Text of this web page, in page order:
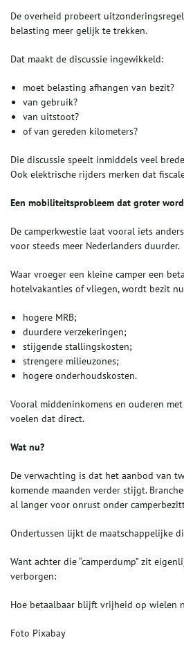
De overheid probeert
belasting meer gelijk te trekken.
Dat maakt de discussie ingewikkeld:
moet belasting afhangen van bezit?
van gebruik?
van uitstoot?
of van gereden kilometers?
Die discussie speelt inmiddels veel
Ook elektrische rijders merken dat
Een mobiliteitsprobleem dat groter
De camperkwestie laat vooral iets
voor steeds meer Nederlanders duurder.
Waar vroeger een kleine camper een
hotelvakanties of vliegen, wordt bezit
hogere MRB;
duurdere verzekeringen;
stijgende stallingskosten;
strengere milieuzones;
hogere onderhoudskosten.
Vooral middeninkomens en ouderen
voelen dat direct.
Wat nu?
De verwachting is dat het aanbod van
komende maanden verder stijgt.
al langer voor onrust onder
Ondertussen lijkt de maatschappelijke
Want achter die “camperdump” zit
verborgen:
Hoe betaalbaar blijft vrijheid op wielen
Foto Pixabay